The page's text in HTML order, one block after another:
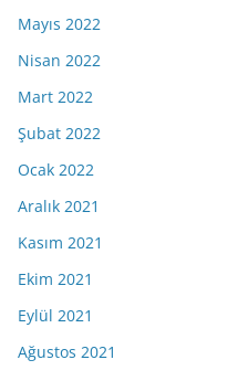
Mayıs 2022
Nisan 2022
Mart 2022
Şubat 2022
Ocak 2022
Aralık 2021
Kasım 2021
Ekim 2021
Eylül 2021
Ağustos 2021